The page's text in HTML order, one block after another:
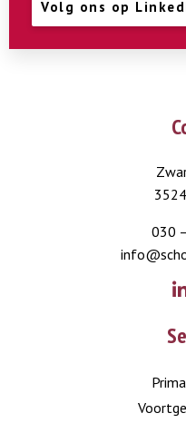
Volg ons op
030